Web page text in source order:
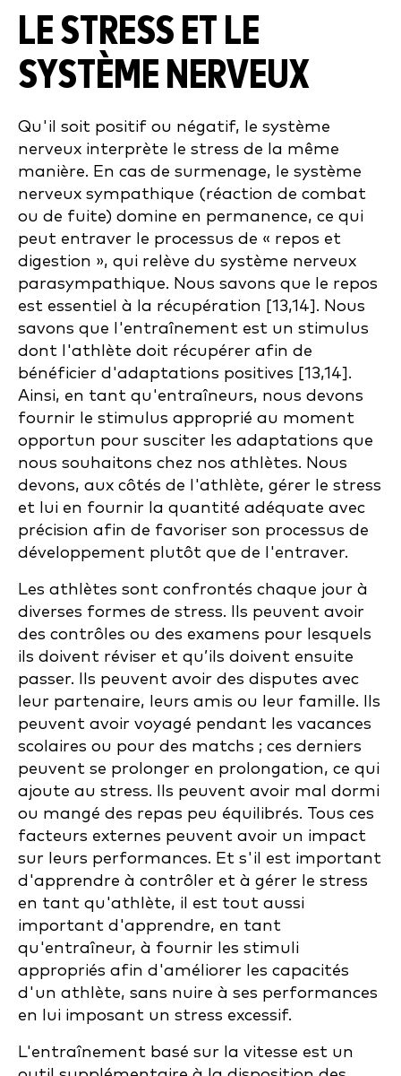
LE STRESS ET LE
SYSTÈME NERVEUX
Qu'il soit positif ou négatif, le système
nerveux interprète le stress de la même
manière. En cas de surmenage, le système
nerveux sympathique (réaction de combat
ou de fuite) domine en permanence, ce qui
peut entraver le processus de « repos et
digestion », qui relève du système nerveux
parasympathique. Nous savons que le repos
est essentiel à la récupération [13,14]. Nous
savons que l'entraînement est un stimulus
dont l'athlète doit récupérer afin de
bénéficier d'adaptations positives [13,14].
Ainsi, en tant qu'entraîneurs, nous devons
fournir le stimulus approprié au moment
opportun pour susciter les adaptations que
nous souhaitons chez nos athlètes. Nous
devons, aux côtés de l'athlète, gérer le stress
et lui en fournir la quantité adéquate avec
précision afin de favoriser son processus de
développement plutôt que de l'entraver.
Les athlètes sont confrontés chaque jour à
diverses formes de stress. Ils peuvent avoir
des contrôles ou des examens pour lesquels
ils doivent réviser et qu’ils doivent ensuite
passer. Ils peuvent avoir des disputes avec
leur partenaire, leurs amis ou leur famille. Ils
peuvent avoir voyagé pendant les vacances
scolaires ou pour des matchs ; ces derniers
peuvent se prolonger en prolongation, ce qui
ajoute au stress. Ils peuvent avoir mal dormi
ou mangé des repas peu équilibrés. Tous ces
facteurs externes peuvent avoir un impact
sur leurs performances. Et s'il est important
d'apprendre à contrôler et à gérer le stress
en tant qu'athlète, il est tout aussi
important d'apprendre, en tant
qu'entraîneur, à fournir les stimuli
appropriés afin d'améliorer les capacités
d'un athlète, sans nuire à ses performances
en lui imposant un stress excessif.
L'entraînement basé sur la vitesse est un